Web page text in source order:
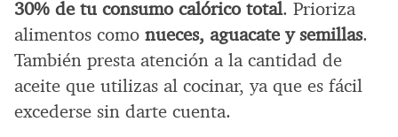
30% de tu consumo calórico total. Prioriza
alimentos como nueces, aguacate y semillas.
También presta atención a la cantidad de
aceite que utilizas al cocinar, ya que es fácil
excederse sin darte cuenta.